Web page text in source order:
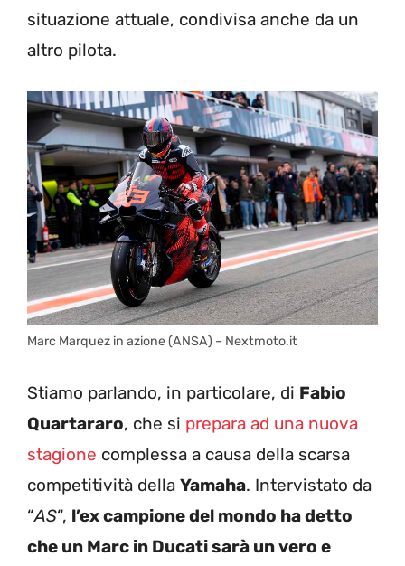
situazione attuale, condivisa anche da un
altro pilota.
Marc Marquez in azione (ANSA) – Nextmoto.it
Stiamo parlando, in particolare, di Fabio
Quartararo, che si prepara ad una nuova
stagione complessa a causa della scarsa
competitività della Yamaha. Intervistato da
“AS“, l’ex campione del mondo ha detto
che un Marc in Ducati sarà un vero e